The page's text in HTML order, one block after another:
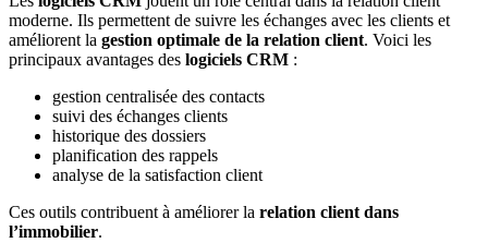
moderne. Ils permettent de suivre les échanges avec les clients et
améliorent la gestion optimale de la relation client. Voici les
principaux avantages des logiciels CRM :
gestion centralisée des contacts
suivi des échanges clients
historique des dossiers
planification des rappels
analyse de la satisfaction client
Ces outils contribuent à améliorer la relation client dans
l’immobilier.